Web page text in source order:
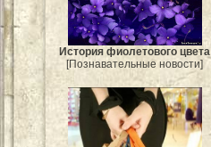
История фиолетового цвета
[Познавательные новости]